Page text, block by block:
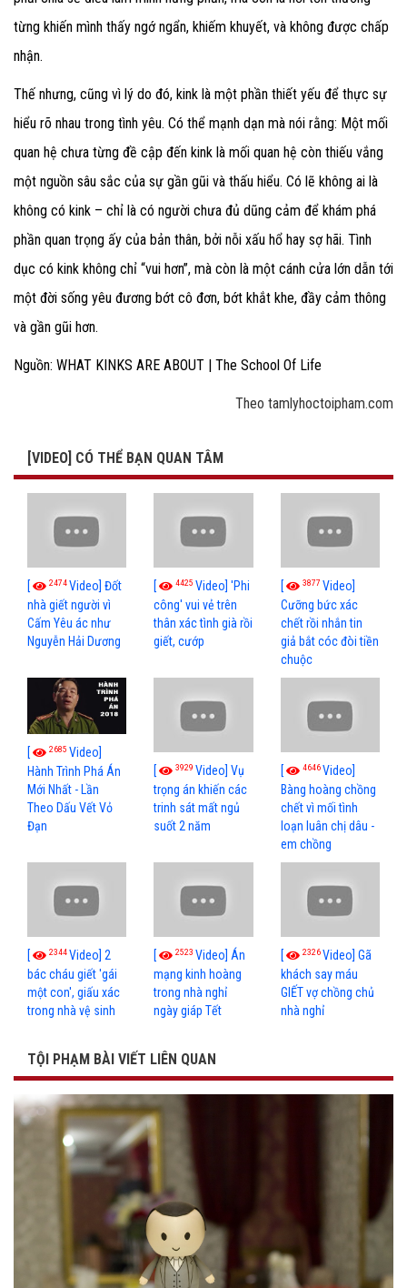
từng khiến mình thấy ngớ ngẩn, khiếm khuyết, và không được chấp
nhận.
Thế nhưng, cũng vì lý do đó, kink là một phần thiết yếu để thực sự
hiểu rõ nhau trong tình yêu. Có thể mạnh dạn mà nói rằng: Một mối
quan hệ chưa từng đề cập đến kink là mối quan hệ còn thiếu vắng
một nguồn sâu sắc của sự gần gũi và thấu hiểu. Có lẽ không ai là
không có kink – chỉ là có người chưa đủ dũng cảm để khám phá
phần quan trọng ấy của bản thân, bởi nỗi xấu hổ hay sợ hãi. Tình
dục có kink không chỉ “vui hơn”, mà còn là một cánh cửa lớn dẫn tới
một đời sống yêu đương bớt cô đơn, bớt khắt khe, đầy cảm thông
và gần gũi hơn.
Nguồn: WHAT KINKS ARE ABOUT | The School Of Life
Theo tamlyhoctoipham.com
[VIDEO] CÓ THỂ BẠN QUAN TÂM
[ 2474Video] Đốt
nhà giết người vì
Cấm Yêu ác như
Nguyễn Hải Dương
[ 4425Video] 'Phi
công' vui vẻ trên
thân xác tình già rồi
giết, cướp
[ 3877 Video]
Cưỡng bức xác
chết rồi nhắn tin
giả bắt cóc đòi tiền
chuộc
[ 2685 Video]
Hành Trình Phá Án
Mới Nhất - Lần
Theo Dấu Vết Vỏ
Đạn
[ 3929Video] Vụ
trọng án khiến các
trinh sát mất ngủ
suốt 2 năm
[ 4646Video]
Bàng hoàng chồng
chết vì mối tình
loạn luân chị dâu -
em chồng
[ 2344Video] 2
bác cháu giết 'gái
một con', giấu xác
trong nhà vệ sinh
[ 2523Video] Án
mạng kinh hoàng
trong nhà nghỉ
ngày giáp Tết
[ 2326Video] Gã
khách say máu
GIẾT vợ chồng chủ
nhà nghỉ
TỘI PHẠM BÀI VIẾT LIÊN QUAN